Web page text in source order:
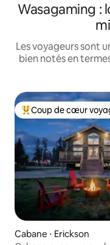
Wasagaming :
Les voyageurs sont
bien notés en
Coups de cœur
Coup de cœur
Cabane ⋅ Erickson